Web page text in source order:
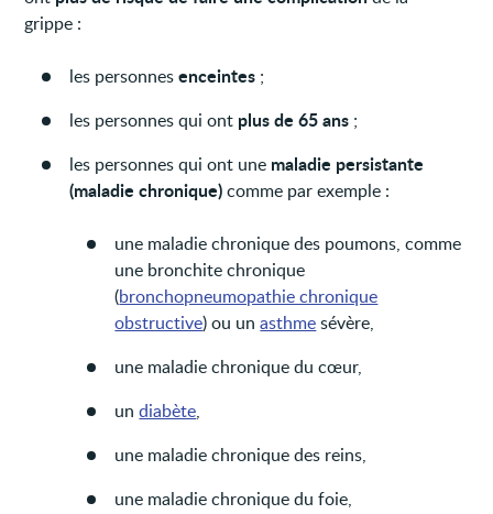
grippe :
les personnesenceintes ;
les personnes qui ont plus de 65 ans ;
les personnes qui ont une maladie persistante
(maladie chronique)comme par exemple :
une maladie chronique des poumons, comme
une bronchite chronique
(bronchopneumopathie chronique
obstructive) ou unasthmesévère,
une maladie chronique du cœur,
undiabète,
une maladie chronique des reins,
une maladie chronique du foie,